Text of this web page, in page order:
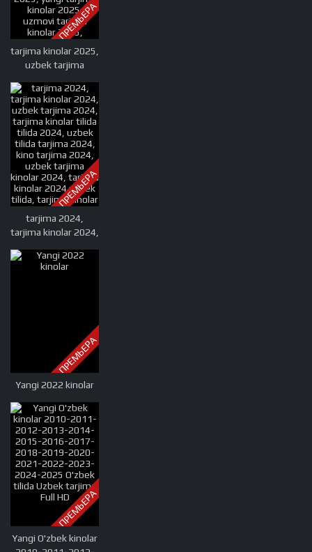
ПРЕМЬЕРА
tarjima kinolar 2025,
uzbek tarjima
kinolar uzbek tilida
2025, tarjima kinolar
o zbek 2025, tarjima
kinolar o zbek tilida
2025, yangi tarjima
kinolar 2025,
uzmovi tarjima
kinolar 2025,
uzmovi com tarjima
kinolar 2025,
uzbekcha t
ПРЕМЬЕРА
tarjima 2024,
tarjima kinolar 2024,
tarjima kinolar tilida
tilida 2024, uzbek
kinolar 2024, tarjima
kinolar 2024 uzbek
tilida, tarjima kinolar
2024 o zbek, tarjima
kinolar 2024
ПРЕМЬЕРА
Yangi 2022 kinolar
ПРЕМЬЕРА
Yangi O'zbek kinolar